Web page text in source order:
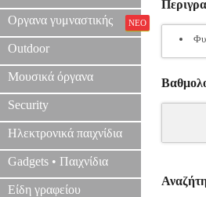
Οργανα γυμναστικής ΝΕΟ
Outdoor
Μουσικά όργανα
Security
Ηλεκτρονικά παιχνίδια
Gadgets • Παιχνίδια
Είδη γραφείου